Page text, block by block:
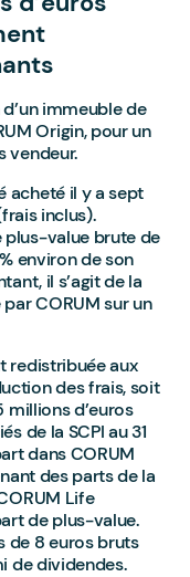
immeuble de
Origin, pour un
vendeur.
acheté il y a sept
inclus).
plus-value brute de
environ de son
il s’agit de la
CORUM sur un
redistribuée aux
des frais, soit
millions d’euros
de la SCPI au 31
dans CORUM
des parts de la
Life
de plus-value.
de 8 euros bruts
de dividendes.